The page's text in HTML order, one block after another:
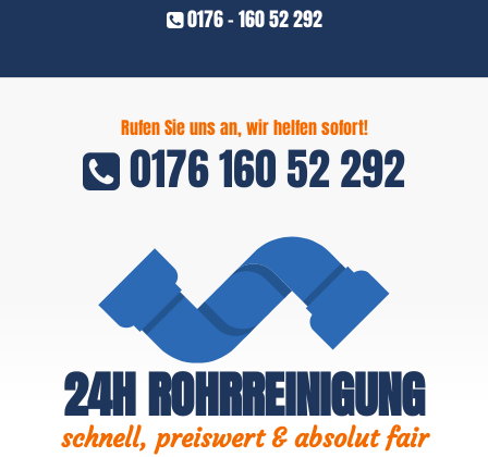
0176 - 160 52 292
Rufen Sie uns an, wir helfen sofort!
0176 160 52 292
24H ROHRREINIGUNG
schnell, preiswert & absolut fair